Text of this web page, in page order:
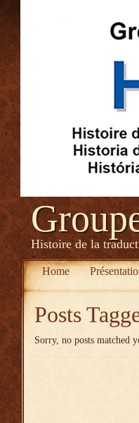
Histoire de la
Home
Posts
Sorry, no posts matched